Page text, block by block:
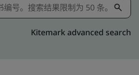
Kitemark advanced search